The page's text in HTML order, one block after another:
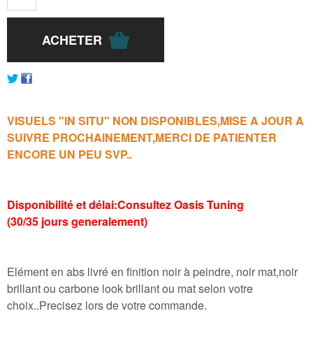
VISUELS "IN SITU" NON DISPONIBLES,MISE A JOUR A
SUIVRE PROCHAINEMENT,MERCI DE PATIENTER
ENCORE UN PEU SVP..
Disponibilité et délai:Consultez Oasis Tuning
(30/35 jours generalement)
Elément en abs livré en finition noir à peindre, noir mat,noir
brillant ou carbone look brillant ou mat selon votre
choix..Precisez lors de votre commande.